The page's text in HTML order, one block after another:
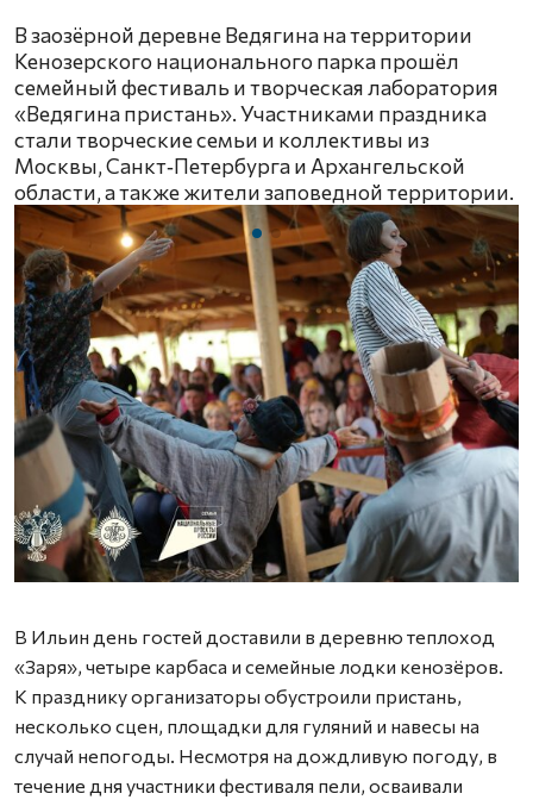
В заозёрной деревне Ведягина на территории
Кенозерского национального парка прошёл
семейный фестиваль и творческая лаборатория
«Ведягина пристань». Участниками праздника
стали творческие семьи и коллективы из
Москвы, Санкт‑Петербурга и Архангельской
области, а также жители заповедной территории.
В Ильин день гостей доставили в деревню теплоход
«Заря», четыре карбаса и семейные лодки кенозёров.
К празднику организаторы обустроили пристань,
несколько сцен, площадки для гуляний и навесы на
случай непогоды. Несмотря на дождливую погоду, в
течение дня участники фестиваля пели, осваивали